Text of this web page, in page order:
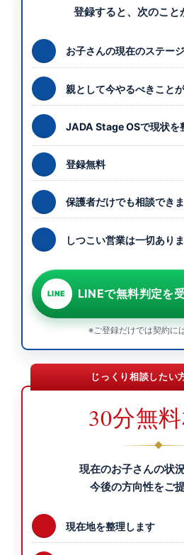
登録すると、次のこと
お子さんの現在のステー
親として今やるべきこと
JADA Stage OSで現状を
登録無料
保護者だけでも相談でき
しつこい営業は一切あり
LINE LINEで無料判定を
※ご登録だけでは契約に
じっくり相談したい
30分無
現在のお子さんの状
今後の方向性をご
現在地を整理します